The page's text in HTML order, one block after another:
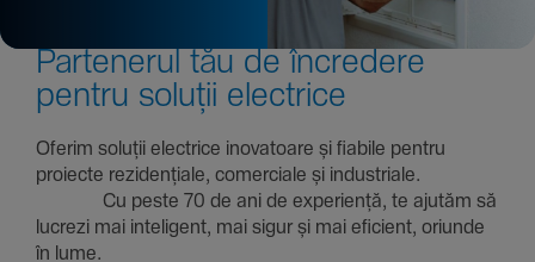
Parte­nerul tău de încre­dere
pentru soluții electrice
Oferim soluții electrice inova­toare și fiabile pentru
proiecte rezi­den­țiale, comer­ciale și indus­triale.
Cu peste 70 de ani de expe­riență, te ajutăm să
lucrezi mai inte­li­gent, mai sigur și mai eficient, oriunde
în lume.